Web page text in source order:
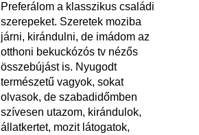
Preferálom a klasszikus családi
szerepeket. Szeretek moziba
járni, kirándulni, de imádom az
otthoni bekuckózós tv nézős
összebújást is. Nyugodt
természetű vagyok, sokat
olvasok, de szabadidőmben
szívesen utazom, kirándulok,
állatkertet, mozit látogatok,